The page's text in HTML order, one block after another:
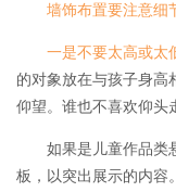
墙饰布置要注意细
一是不要太高或太
的对象放在与孩子身高
仰望。谁也不喜欢仰头
如果是儿童作品类悬
板，以突出展示的内容